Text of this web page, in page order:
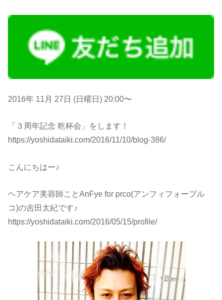
2016年 11月 27日 (日曜日) 20:00〜
「３周年記念 乾杯会」をします！
https://yoshidataiki.com/2016/11/10/blog-386/
こんにちはー♪
ヘアケア美容師ことAnFye for prco(アンフィフォープル
コ)の吉田太紀です♪
https://yoshidataiki.com/2016/05/15/profile/